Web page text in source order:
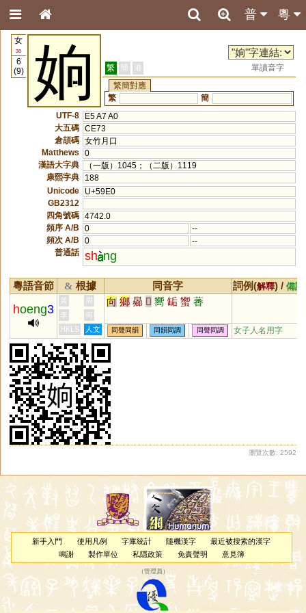
粵
普
女
38
6
(9)
姠 繁 簡 港
單讀音字
繁簡對應
繁
簡
UTF-8
E5 A7 A0
大五碼 CE73
倉頡碼 女竹月口
Matthews
0
漢語大字典
（一版）1045；（二版）1119
康熙字典
188
Unicode
U+59E0
GB2312
四角號碼 4742.0
頻序 A/B
0
--
頻次 A/B
0
--
普通話 sh ng
粵語音節 & 根據 同音字 詞例(解釋) / 備註
hoeng3
黃 周 向 鄉 曏 𠨍 嚮 缿 蠁 萫
李
何
HKLS
人文 同聲同韻 同韻同調 同聲同調 女子人名用字
瀏覽次數: 2592
新手入門 使用凡例 字庫統計 隨機漢字
最近被搜索的漢字
鳴謝
製作單位 私隱政策 免責聲明 意見簿
（管理員 ）